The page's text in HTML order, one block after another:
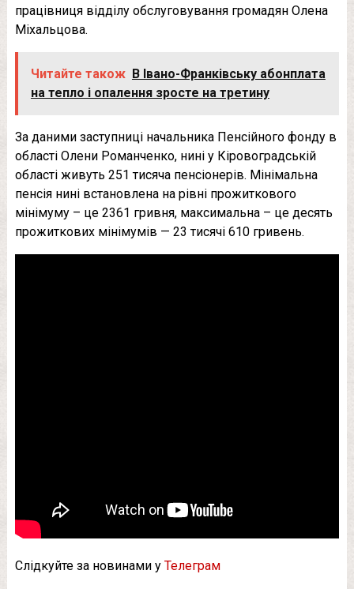
працівниця відділу обслуговування громадян Олена
Міхальцова.
Читайте також В Івано-Франківську абонплата
на тепло і опалення зросте на третину
За даними заступниці начальника Пенсійного фонду в
області Олени Романченко, нині у Кіровоградській
області живуть 251 тисяча пенсіонерів. Мінімальна
пенсія нині встановлена на рівні прожиткового
мінімуму – це 2361 гривня, максимальна – це десять
прожиткових мінімумів — 23 тисячі 610 гривень.
Слідкуйте за новинами у Телеграм